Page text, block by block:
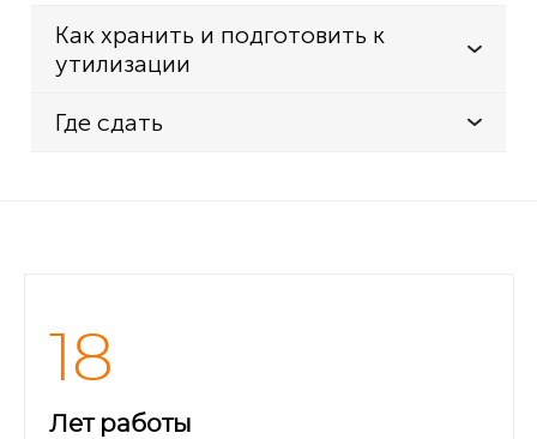
Как хранить и подготовить к
утилизации
Где сдать
18
Лет работы